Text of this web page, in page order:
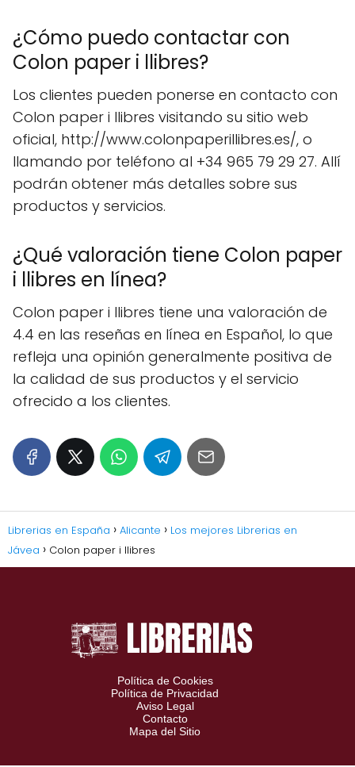
¿Cómo puedo contactar con
Colon paper i llibres?
Los clientes pueden ponerse en contacto con
Colon paper i llibres visitando su sitio web
oficial, http://www.colonpaperillibres.es/, o
llamando por teléfono al +34 965 79 29 27. Allí
podrán obtener más detalles sobre sus
productos y servicios.
¿Qué valoración tiene Colon paper
i llibres en línea?
Colon paper i llibres tiene una valoración de
4.4 en las reseñas en línea en Español, lo que
refleja una opinión generalmente positiva de
la calidad de sus productos y el servicio
ofrecido a los clientes.
Librerias en España Alicante
Los mejores Librerias en
Jávea
Colon paper i llibres
Política de Cookies
Política de Privacidad
Aviso Legal
Contacto
Mapa del Sitio